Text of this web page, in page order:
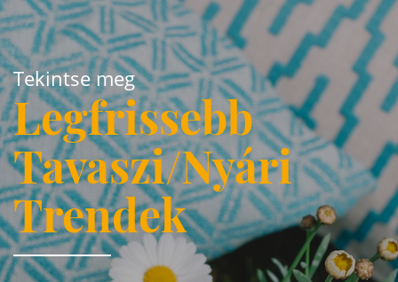
Tekintse meg
Legfrissebb
Tavaszi/Nyári
Trendek